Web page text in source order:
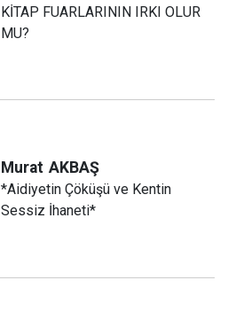
KİTAP FUARLARININ IRKI OLUR
MU?
Murat AKBAŞ
*Aidiyetin Çöküşü ve Kentin
Sessiz İhaneti*